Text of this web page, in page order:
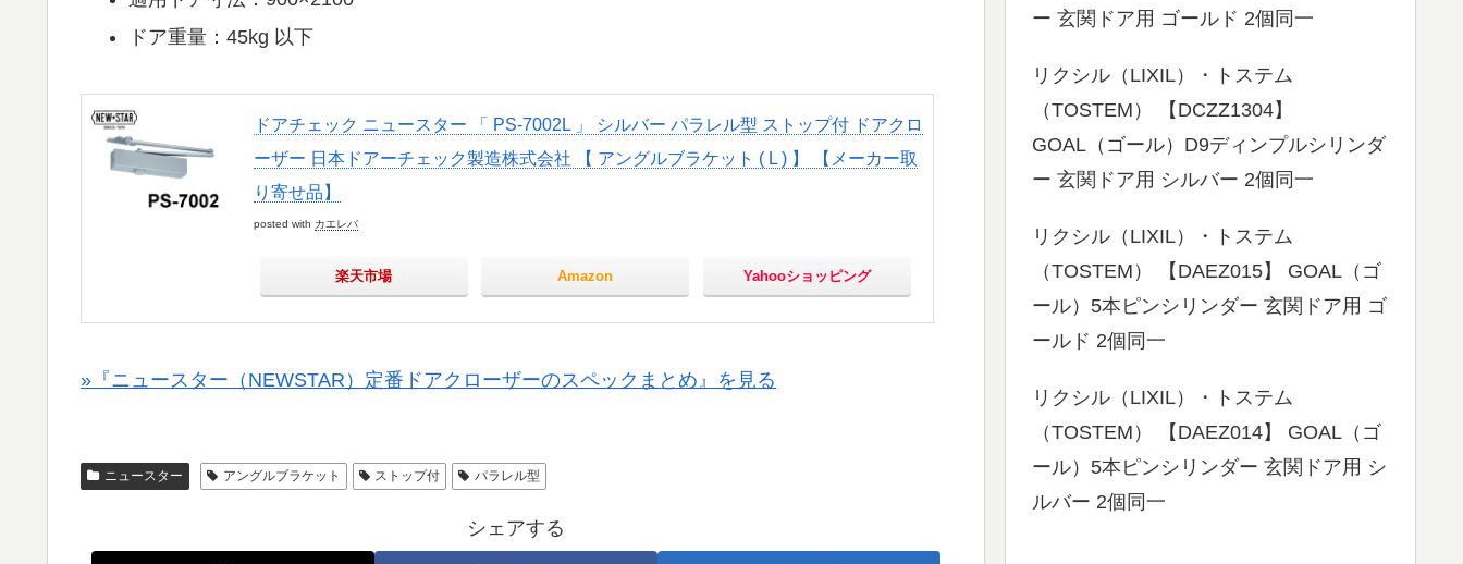
ドア重量：45kg 以下
ドアチェック ニュースター 「 PS-7002L 」 シルバー パラレル型 ストップ付 ドアクロ
ーザー 日本ドアーチェック製造株式会社 【 アングルブラケット ( L ) 】 【メーカー取
り寄せ品】
posted with カエレバ
楽天市場 Amazon Yahooショッピング
»『ニュースター（NEWSTAR）定番ドアクローザーのスペックまとめ』を見る
ニュースター アングルブラケット ストップ付 パラレル型
シェアする
ー 玄関ドア用 ゴールド 2個同一
リクシル（LIXIL）・トステム
（TOSTEM） 【DCZZ1304】
GOAL（ゴール）D9ディンプルシリンダ
ー 玄関ドア用 シルバー 2個同一
リクシル（LIXIL）・トステム
（TOSTEM） 【DAEZ015】 GOAL（ゴ
ール）5本ピンシリンダー 玄関ドア用 ゴ
ールド 2個同一
リクシル（LIXIL）・トステム
（TOSTEM） 【DAEZ014】 GOAL（ゴ
ール）5本ピンシリンダー 玄関ドア用 シ
ルバー 2個同一